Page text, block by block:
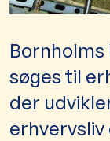
søges til
der